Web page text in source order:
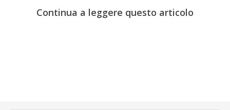
Continua a leggere questo articolo